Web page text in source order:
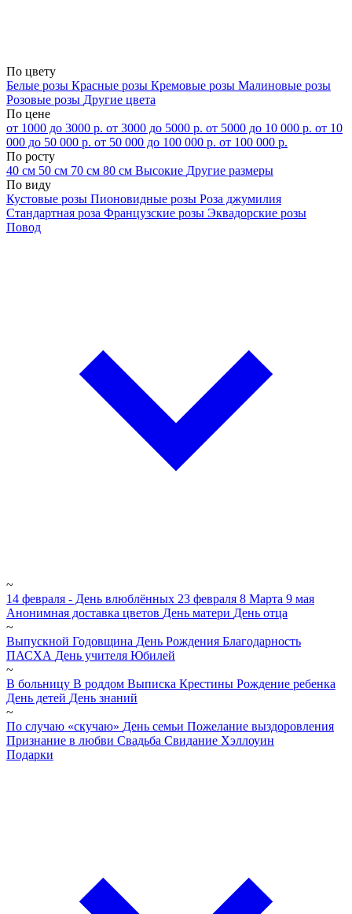
По цвету
Белые розы Красные розы Кремовые розы Малиновые розы
Розовые розы Другие цвета
По цене
от 1000 до 3000 р. от 3000 до 5000 р. от 5000 до 10 000 р. от 10
000 до 50 000 р. от 50 000 до 100 000 р. от 100 000 р.
По росту
40 см 50 см 70 см 80 см Высокие Другие размеры
По виду
Кустовые розы Пионовидные розы Роза джумилия
Стандартная роза Французские розы Эквадорские розы
Повод
~
14 февраля - День влюблённых 23 февраля 8 Марта 9 мая
Анонимная доставка цветов День матери День отца
~
Выпускной Годовщина День Рождения Благодарность
ПАСХА День учителя Юбилей
~
В больницу В роддом Выписка Крестины Рождение ребенка
День детей День знаний
~
По случаю «скучаю» День семьи Пожелание выздоровления
Признание в любви Свадьба Свидание Хэллоуин
Подарки